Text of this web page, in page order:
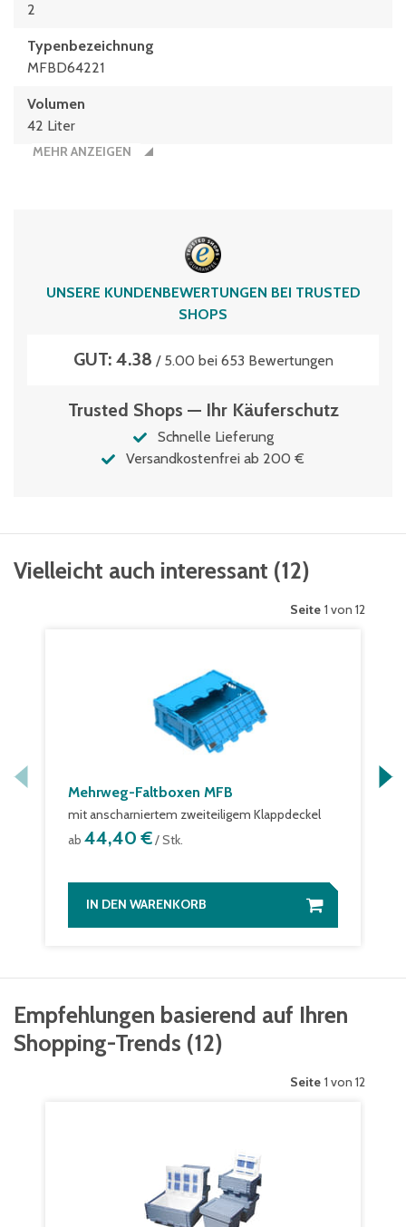
2
Typen­be­zeich­nung
MFBD64221
Volumen
42 Liter
MEHR ANZEIGEN
UNSERE KUNDENBEWERTUNGEN BEI TRUSTED
SHOPS
GUT: 4.38 / 5.00 bei 653 Bewertungen
Trusted Shops — Ihr Käuferschutz
Schnelle Lieferung
Versandkostenfrei ab 200 €
Vielleicht auch interessant (12)
Seite 1 von 12
Mehrweg-Faltboxen MFB
mit anscharniertem zweiteiligem Klappdeckel
ab 44,40 €/ Stk.
IN DEN WARENKORB
Empfehlungen basierend auf Ihren
Shopping-Trends (12)
Seite 1 von 12